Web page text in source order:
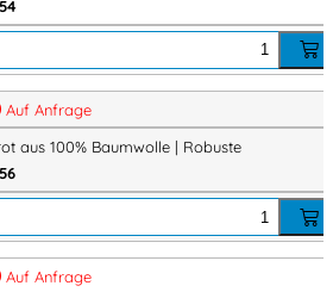
links und rechts
für den täglichen Einsatz
mit hoher
einen Blick
Auf Anfrage
aus 100% Baumwolle | Robuste
Auf Anfrage